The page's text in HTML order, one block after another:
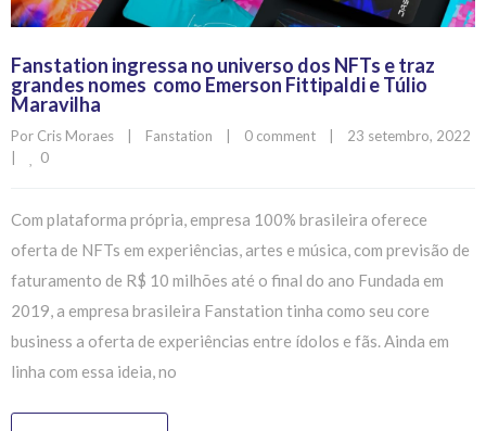
Fanstation ingressa no universo dos NFTs e traz
grandes nomes como Emerson Fittipaldi e Túlio
Maravilha
Por Cris Moraes | Fanstation | 0 comment |
|
0
Com plataforma própria, empresa 100% brasileira oferece
oferta de NFTs em experiências, artes e música, com previsão de
faturamento de R$ 10 milhões até o final do ano Fundada em
2019, a empresa brasileira Fanstation tinha como seu core
business a oferta de experiências entre ídolos e fãs. Ainda em
linha com essa ideia, no